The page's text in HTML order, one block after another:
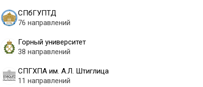
СПбГУПТД
76 направлений
Горный университет
38 направлений
СПГХПА им. А.Л. Штиглица
11 направлений